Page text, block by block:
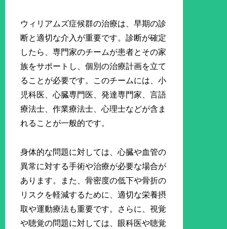
ウィリアムズ症候群の治療は、早期の診
断と適切な介入が重要です。診断が確定
したら、専門家のチームが患者とその家
族をサポートし、個別の治療計画を立て
ることが必要です。このチームには、小
児科医、心臓専門医、発達専門家、言語
療法士、作業療法士、心理士などが含ま
れることが一般的です。
身体的な問題に対しては、心臓や血管の
異常に対する手術や治療が必要な場合が
あります。また、骨密度の低下や骨折の
リスクを軽減するために、適切な栄養摂
取や運動療法も重要です。さらに、視覚
や聴覚の問題に対しては、眼科医や聴覚